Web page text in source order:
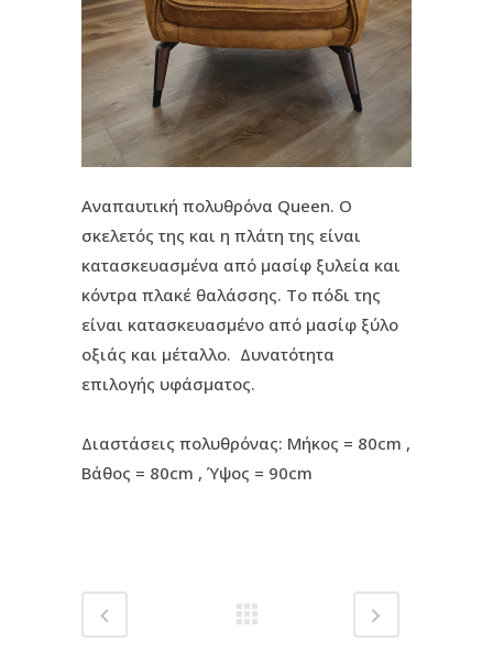
Aναπαυτική πολυθρόνα Queen. Ο
σκελετός της και η πλάτη της είναι
κατασκευασμένα από μασίφ ξυλεία και
κόντρα πλακέ θαλάσσης. Το πόδι της
είναι κατασκευασμένο από μασίφ ξύλο
οξιάς και μέταλλο. Δυνατότητα
επιλογής υφάσματος.
Διαστάσεις πολυθρόνας: Μήκος = 80cm ,
Bάθος = 80cm , Ύψος = 90cm